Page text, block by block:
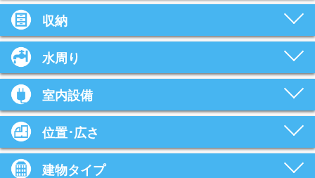
収納
水周り
室内設備
位置･広さ
建物タイプ